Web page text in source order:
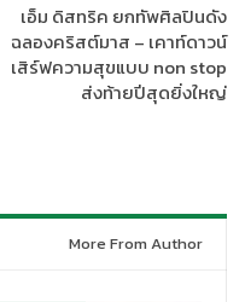
อำนวยการใหญ่ บริษัท
ฟฟ้าชานเมืองสายสีแดง
หม่ 2568 นี้ บริษัท รถไฟฟ้า
หม่เต็มไปด้วยรอยยิ้ม
างสะดวกสบายและมีความ
เอ็ม ดิสทริค ยกทัพศิลปินดัง
ฉลองคริสต์มาส – เคาท์ดาวน์
เสิร์ฟความสุขแบบ non stop
ส่งท้ายปีสุดยิ่งใหญ่
More From Author